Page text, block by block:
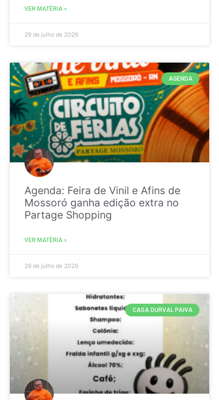
VER MATÉRIA »
29 de julho de 2026
AGENDA
Agenda: Feira de Vinil e Afins de
Mossoró ganha edição extra no
Partage Shopping
VER MATÉRIA »
29 de julho de 2026
CASA DURVAL PAIVA